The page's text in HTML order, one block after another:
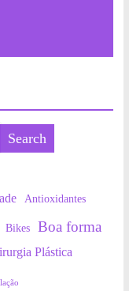
Antioxidantes
Bikes Boa forma
Plástica